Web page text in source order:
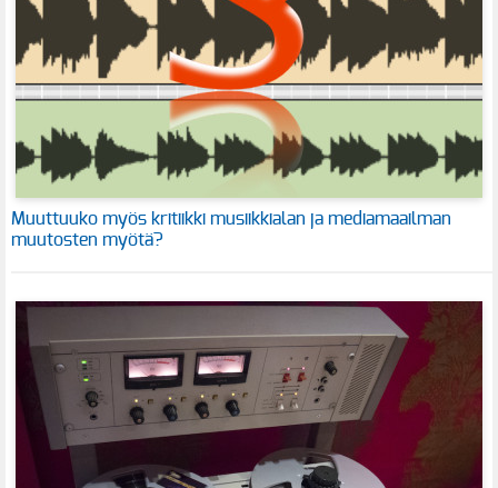
Muuttuuko myös kritiikki musiikkialan ja mediamaailman
muutosten myötä?